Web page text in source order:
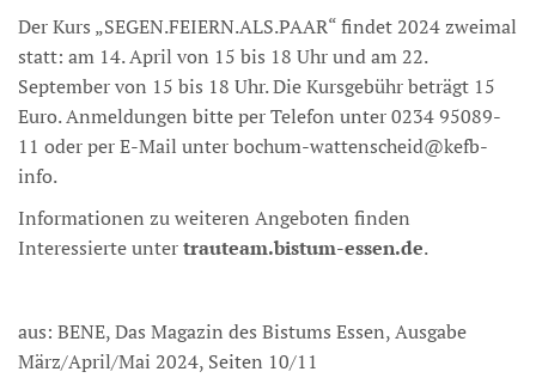
Der Kurs „SEGEN.FEIERN.ALS.PAAR“ findet 2024 zweimal
statt: am 14. April von 15 bis 18 Uhr und am 22.
September von 15 bis 18 Uhr. Die Kursgebühr beträgt 15
Euro. Anmeldungen bitte per Telefon unter 0234 95089-
11 oder per E-Mail unter bochum-wattenscheid@kefb-
info.
Informationen zu weiteren Angeboten finden
Interessierte untertrauteam.bistum-essen.de.
aus: BENE, Das Magazin des Bistums Essen, Ausgabe
März/April/Mai 2024, Seiten 10/11